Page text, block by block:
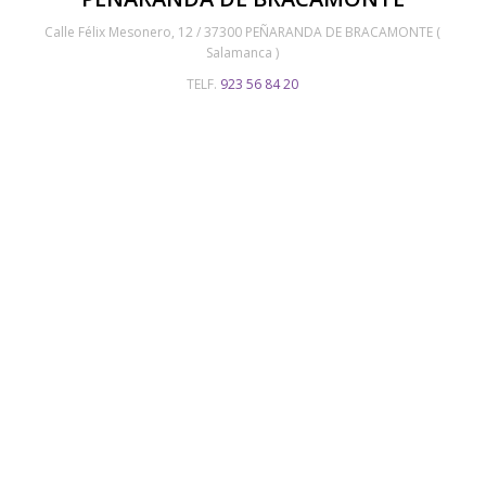
Calle Félix Mesonero, 12 / 37300 PEÑARANDA DE BRACAMONTE (
Salamanca )
TELF. 923 56 84 20